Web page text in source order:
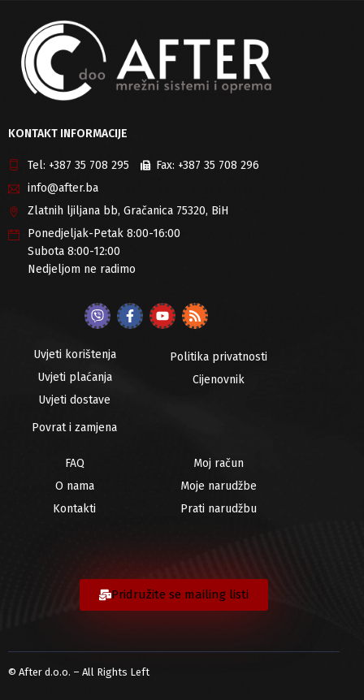
KONTAKT INFORMACIJE
Tel: +387 35 708 295 Fax: +387 35 708 296
info@after.ba
Zlatnih ljiljana bb, Gračanica 75320, BiH
Ponedjeljak-Petak 8:00-16:00
Subota 8:00-12:00
Nedjeljom ne radimo
Uvjeti korištenja
Uvjeti plaćanja
Uvjeti dostave
Povrat i zamjena
Politika privatnosti
Cijenovnik
FAQ
O nama
Kontakti
Moj račun
Moje narudžbe
Prati narudžbu
Pridružite se mailing listi
© After d.o.o. – All Rights Left